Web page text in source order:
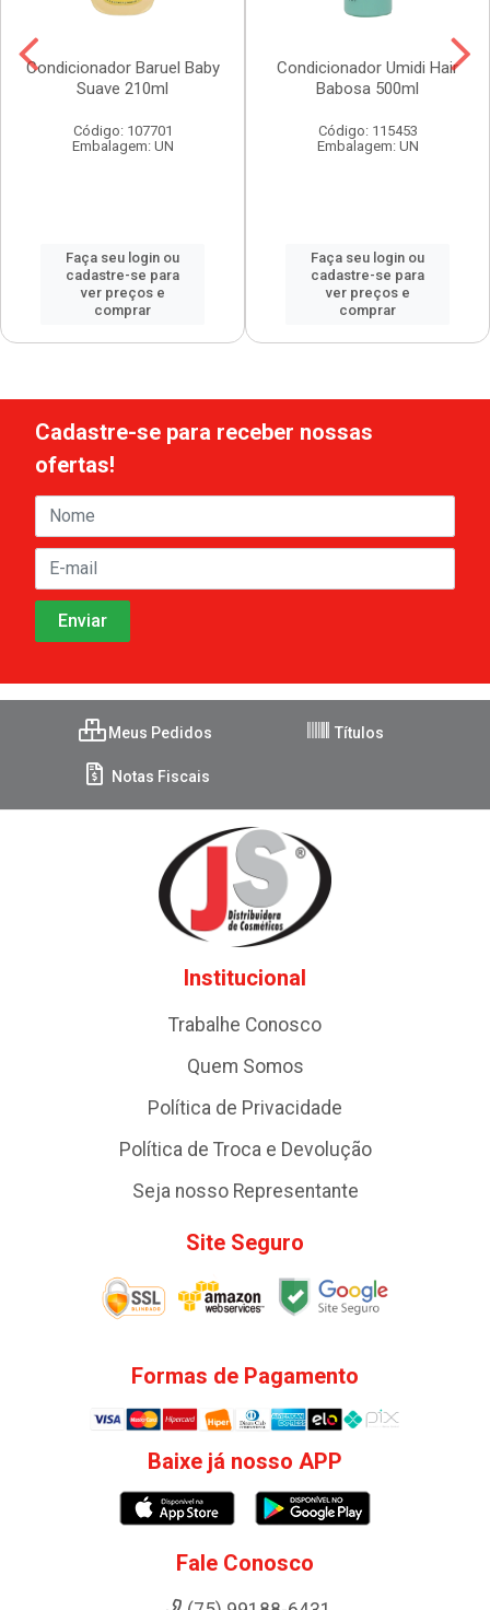
Condicionador Baruel Baby
Suave 210ml
Código: 107701
Embalagem: UN
Faça seu login ou
cadastre-se para
ver preços e
comprar
Condicionador Umidi Hair
Babosa 500ml
Código: 115453
Embalagem: UN
Faça seu login ou
cadastre-se para
ver preços e
comprar
Cadastre-se para receber nossas
ofertas!
Meus Pedidos Títulos
Notas Fiscais
Institucional
Trabalhe Conosco
Quem Somos
Política de Privacidade
Política de Troca e Devolução
Seja nosso Representante
Site Seguro
Formas de Pagamento
Baixe já nosso APP
Fale Conosco